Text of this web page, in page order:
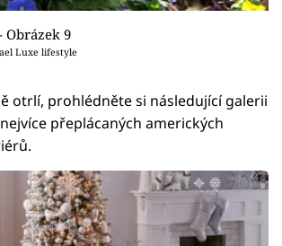
Obrázek 9
Luxe lifestyle
otrlí, prohlédněte si následující galerii
přeplácaných amerických